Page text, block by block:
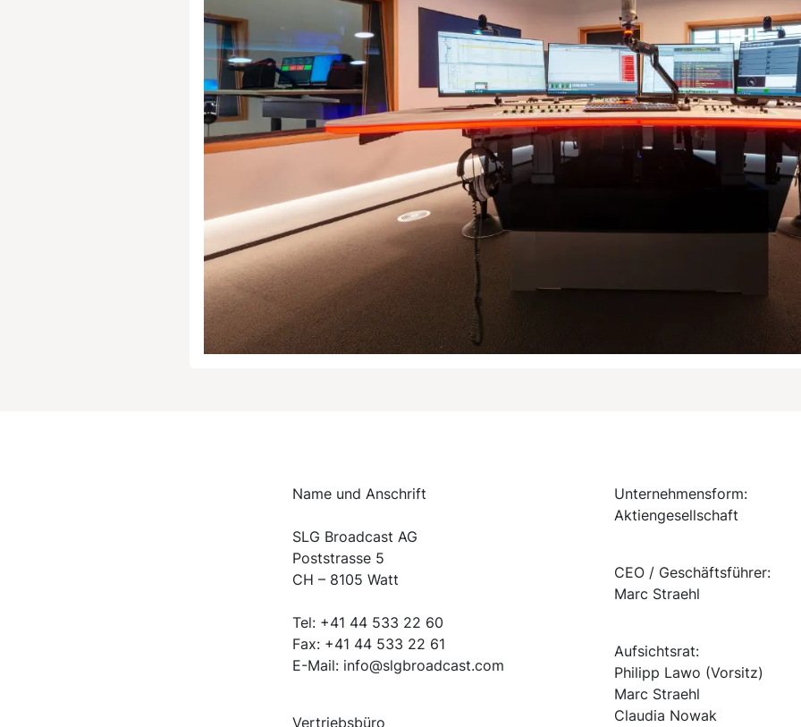
Name und Anschrift
SLG Broadcast AG
Poststrasse 5
CH – 8105 Watt
Tel: +41 44 533 22 60
Fax: +41 44 533 22 61
E-Mail: info@slgbroadcast.com
Vertriebsbüro
Unternehmensform:
Aktiengesellschaft
CEO / Geschäftsführer:
Marc Straehl
Aufsichtsrat:
Philipp Lawo (Vorsitz)
Marc Straehl
Claudia Nowak